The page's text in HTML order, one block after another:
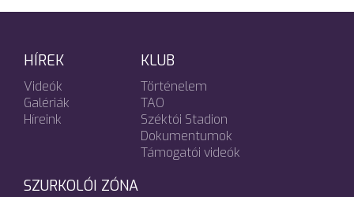
HÍREK
Videók
Galériák
Híreink
KLUB
Történelem
TAO
Széktói Stadion
Dokumentumok
Támogatói videók
SZURKOLÓI ZÓNA